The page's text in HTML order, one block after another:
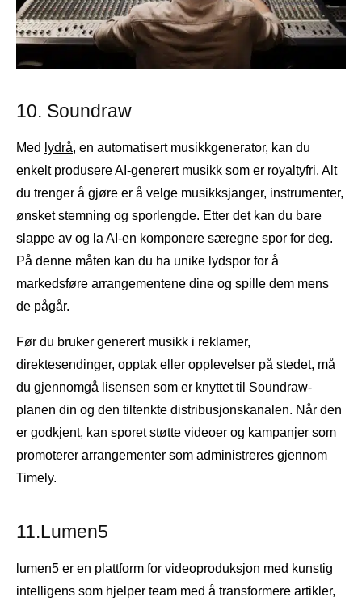
10. Soundraw
Med lydrå, en automatisert musikkgenerator, kan du
enkelt produsere AI-generert musikk som er royaltyfri. Alt
du trenger å gjøre er å velge musikksjanger, instrumenter,
ønsket stemning og sporlengde. Etter det kan du bare
slappe av og la AI-en komponere særegne spor for deg.
På denne måten kan du ha unike lydspor for å
markedsføre arrangementene dine og spille dem mens
de pågår.
Før du bruker generert musikk i reklamer,
direktesendinger, opptak eller opplevelser på stedet, må
du gjennomgå lisensen som er knyttet til Soundraw-
planen din og den tiltenkte distribusjonskanalen. Når den
er godkjent, kan sporet støtte videoer og kampanjer som
promoterer arrangementer som administreres gjennom
Timely.
11.Lumen5
lumen5 er en plattform for videoproduksjon med kunstig
intelligens som hjelper team med å transformere artikler,